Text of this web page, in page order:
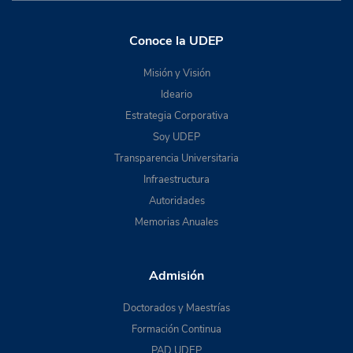
Conoce la UDEP
Misión y Visión
Ideario
Estrategia Corporativa
Soy UDEP
Transparencia Universitaria
Infraestructura
Autoridades
Memorias Anuales
Admisión
Doctorados y Maestrías
Formación Continua